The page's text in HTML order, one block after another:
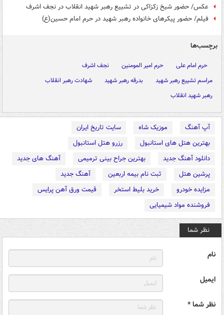
عکس/ حضور شیخ زکزاکی در تشییع رهبر شهید انقلاب در نجف اشرف
فیلم/ حضور پیکرهای خانواده رهبر شهید در حرم امام حسین(ع)
برچسب‌ها
حرم امام علی حرم امیر المومنین
نجف اشرف
مراسم تشییع رهبر شهید
بدرقه رهبر شهید
شهادت رهبر انقلاب
رهبر شهید انقلاب
آپ آهنگ موزیک شاه
سایت تاریخ ایران
بهترین هتل های استانبول
رزرو هتل استانبول
دانلود آهنگ جدید
بهترین جراح بینی ترمیمی
آهنگ های جدید
پرشین هتل
ثبت نام بیمه اربعین
آهنگ جدید
مزایده خودرو
خرید بلیط استخر
قیمت ورق آهن پرایس
فروشنده مواد شیمیایی
نظر شما
نام
ایمیل
نظر شما *